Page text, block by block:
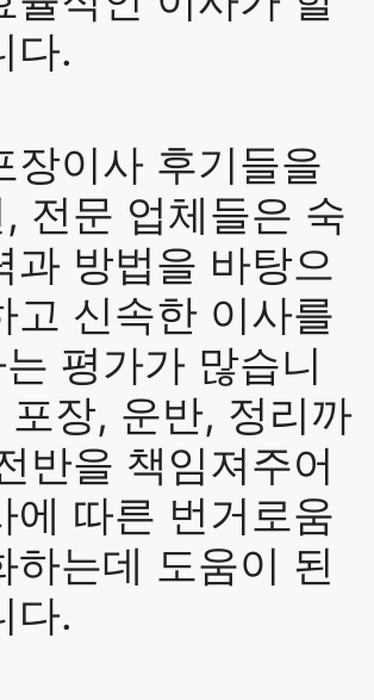
다.
장이사 후기들을
전문 업체들은 숙
과 방법을 바탕으
고 신속한 이사를
평가가 많습니
포장, 운반, 정리까
반을 책임져주어
에 따른 번거로움
하는데 도움이 된
다.